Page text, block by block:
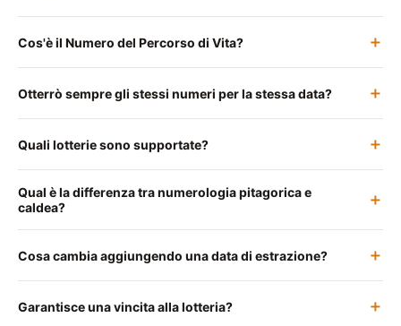
Cos'è il Numero del Percorso di Vita?
Otterrò sempre gli stessi numeri per la stessa data?
Quali lotterie sono supportate?
Qual è la differenza tra numerologia pitagorica e
caldea?
Cosa cambia aggiungendo una data di estrazione?
Garantisce una vincita alla lotteria?